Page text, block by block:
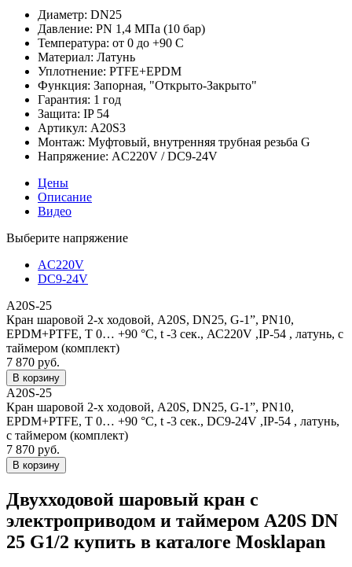
Диаметр: DN25
Давление: PN 1,4 МПа (10 бар)
Температура: от 0 до +90 С
Материал: Латунь
Уплотнение: PTFE+EPDM
Функция: Запорная, "Открыто-Закрыто"
Гарантия: 1 год
Защита: IP 54
Артикул: A20S3
Монтаж: Муфтовый, внутренняя трубная резьба G
Напряжение: AC220V / DC9-24V
Цены
Описание
Видео
Выберите напряжение
AC220V
DC9-24V
A20S-25
Кран шаровой 2-х ходовой, A20S, DN25, G-1”, PN10,
EPDM+PTFE, T 0… +90 °С, t -3 сек., АС220V ,IP-54 , латунь, с
таймером (комплект)
7 870 руб.
A20S-25
Кран шаровой 2-х ходовой, A20S, DN25, G-1”, PN10,
EPDM+PTFE, T 0… +90 °С, t -3 сек., DC9-24V ,IP-54 , латунь,
с таймером (комплект)
7 870 руб.
Двухходовой шаровый кран с
электроприводом и таймером A20S DN
25 G1/2 купить в каталоге Mosklapan